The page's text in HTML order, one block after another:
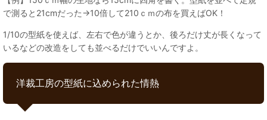
で測ると21cmだった→10倍して210ｃｍの布を買えばOK！
1/10の型紙を使えば、左右で色が違うとか、後ろだけ丈が長くなって
いるなどの改造をしても並べるだけでいいんですよ。
洋裁工房の型紙に込められた情熱